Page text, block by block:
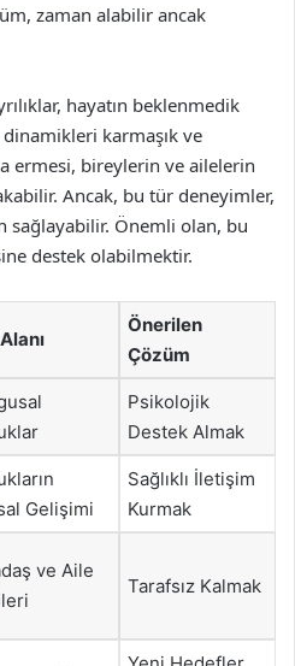
zaman alabilir ancak
hayatın beklenmedik
karmaşık ve
ermesi, bireylerin ve ailelerin
Ancak, bu tür deneyimler,
sağlayabilir. Önemli olan, bu
destek olabilmektir.
Önerilen
Çözüm
Psikolojik
Destek Almak
Gelişimi
Sağlıklı İletişim
Kurmak
ve Aile
Tarafsız Kalmak